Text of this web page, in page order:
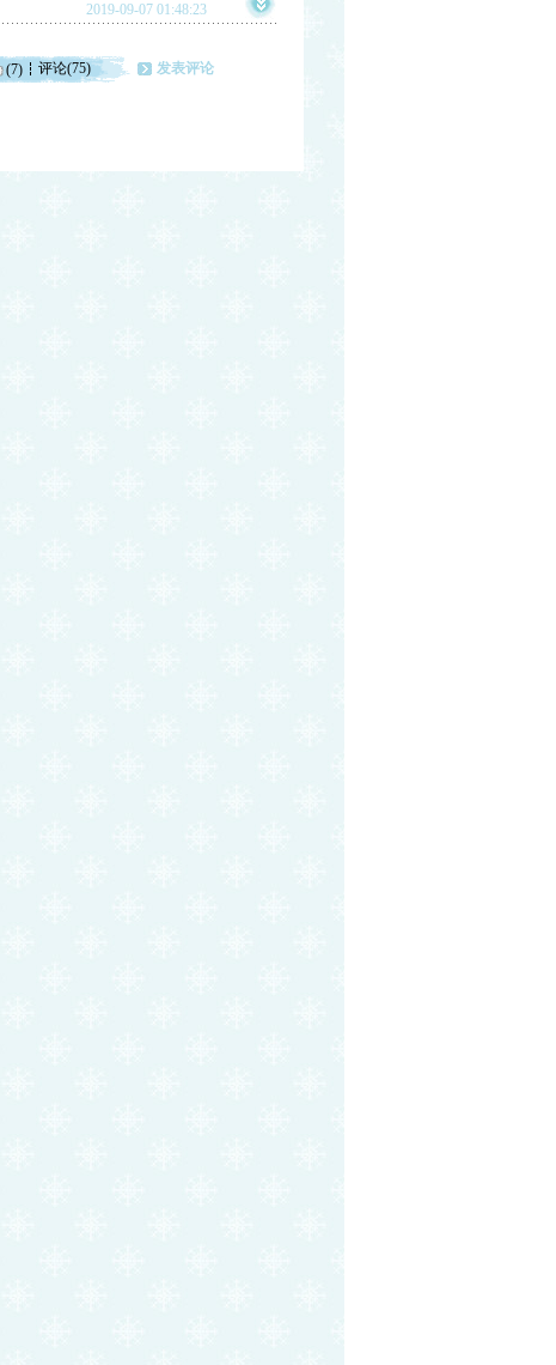
2019-09-07 01:48:23
(7) 评论(75) 发表评论